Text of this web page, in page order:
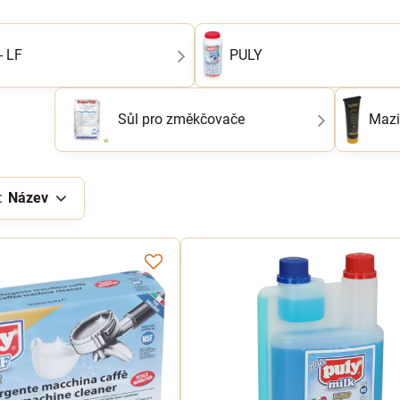
LF PULY
Sůl pro změkčovače
Název